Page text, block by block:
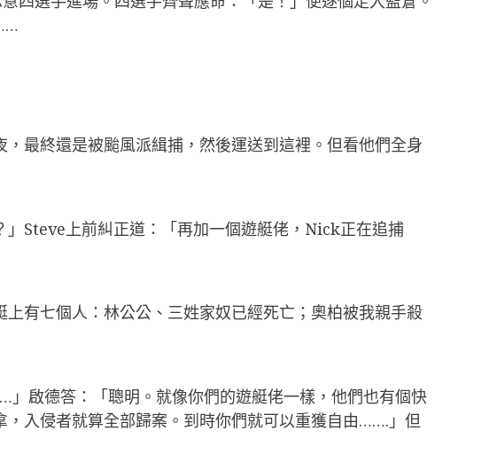
最終還是被颱風派緝捕，然後運送到這裡。但看他們全身
Steve上前糾正道：「再加一個遊艇佬，Nick正在追捕
有七個人：林公公、三姓家奴已經死亡；奧柏被我親手殺
啟德答：「聰明。就像你們的遊艇佬一樣，他們也有個快
入侵者就算全部歸案。到時你們就可以重獲自由…….」但